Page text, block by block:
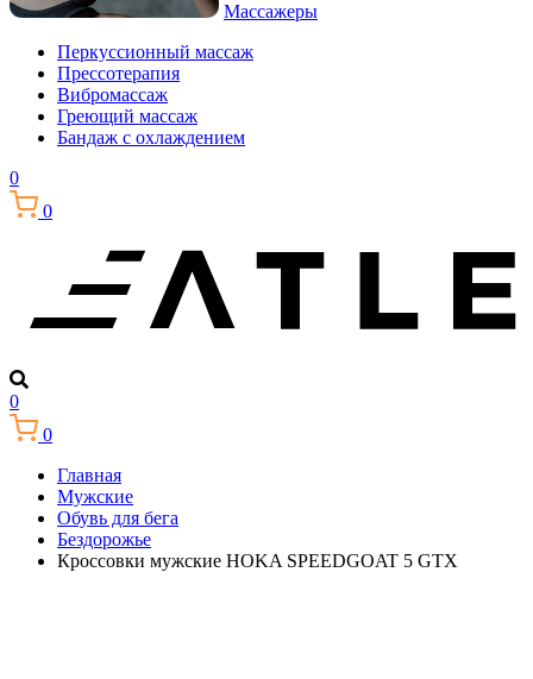
Массажеры
Перкуссионный массаж
Прессотерапия
Вибромассаж
Греющий массаж
Бандаж с охлаждением
0
0
0
0
Главная
Мужские
Обувь для бега
Бездорожье
Кроссовки мужские HOKA SPEEDGOAT 5 GTX